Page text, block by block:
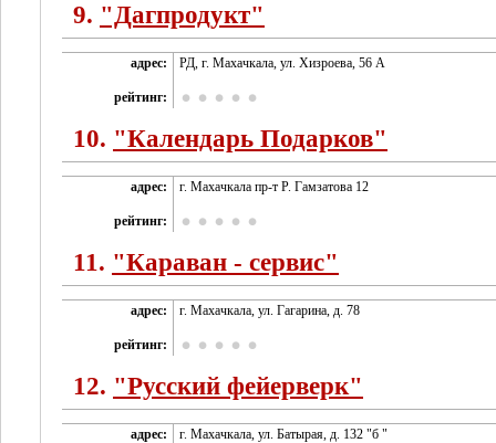
9. "Дагпродукт"
адрес: РД, г. Махачкала, ул. Хизроева, 56 А
рейтинг:
10. "Календарь Подарков"
адрес: г. Махачкала пр-т Р. Гамзатова 12
рейтинг:
11. "Караван - сервис"
адрес: г. Махачкала, ул. Гагарина, д. 78
рейтинг:
12. "Русский фейерверк"
адрес: г. Махачкала, ул. Батырая, д. 132 "б "